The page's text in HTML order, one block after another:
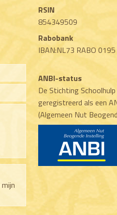
mijn
RSIN
854349509
Rabobank
IBAN:NL73 RABO
ANBI-status
De Stichting
geregistreerd als een
(Algemeen Nut